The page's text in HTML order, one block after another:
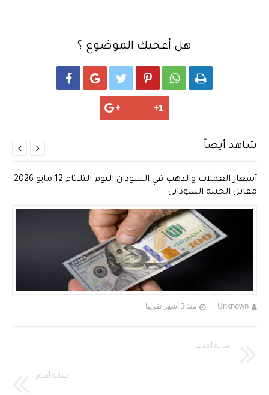
هل أعجبك الموضوع ؟
     
شاهد أيضاً
أسعار العملات والذهب في السودان اليوم الثلاثاء 12 مايو 2026
مقابل الجنية السوداني
Unknown منذ 3 أشهر تقريبا


رسالة أحدث
رسالة أقدم